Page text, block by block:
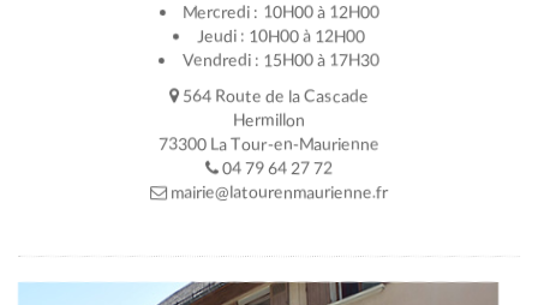
Mercredi : 10H00 à 12H00
Jeudi : 10H00 à 12H00
Vendredi : 15H00 à 17H30
564 Route de la Cascade
Hermillon
73300 La Tour-en-Maurienne
04 79 64 27 72
mairie@latourenmaurienne.fr